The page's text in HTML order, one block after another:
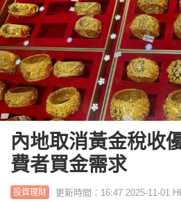
內地取消黃金稅收
費者買金需求
投資理財 更新時間：16:47 2025-11-01